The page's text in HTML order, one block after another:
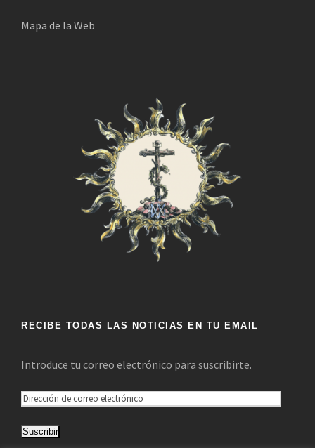
Mapa de la Web
RECIBE TODAS LAS NOTICIAS EN TU EMAIL
Introduce tu correo electrónico para suscribirte.
D
rSuscribir